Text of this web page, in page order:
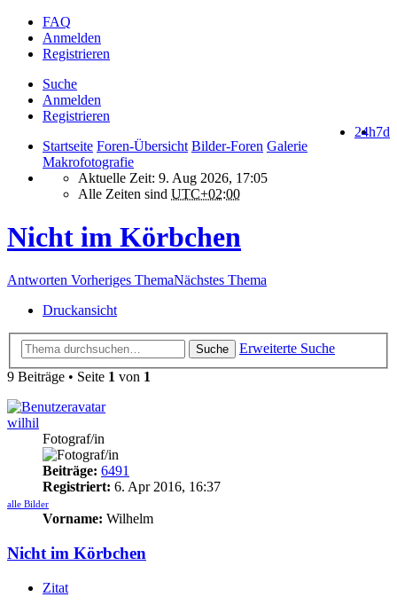
FAQ
Anmelden
Registrieren
Suche
Anmelden
Registrieren
7d
24h
Startseite Foren-Übersicht Bilder-Foren Galerie
Makrofotografie
Aktuelle Zeit: 9. Aug 2026, 17:05
Alle Zeiten sind UTC+02:00
Nicht im Körbchen
Antworten Vorheriges ThemaNächstes Thema
Druckansicht
Suche
Erweiterte Suche
9 Beiträge • Seite 1 von 1
wilhil
Fotograf/in
Beiträge: 6491
Registriert: 6. Apr 2016, 16:37
alle Bilder
Vorname: Wilhelm
Nicht im Körbchen
Zitat